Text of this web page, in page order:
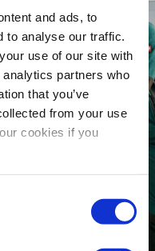
and ads, to
to analyse our traffic.
use of our site with
partners who
that you’ve
from your use
cookies if you